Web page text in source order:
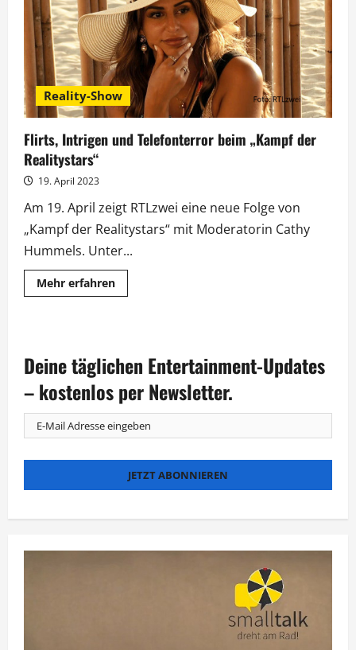
„All
Ears“
nach
Berlin
Reality-Show
Flirts, Intrigen und Telefonterror beim „Kampf der
Realitystars“
19. April 2023
Am 19. April zeigt RTLzwei eine neue Folge von
„Kampf der Realitystars“ mit Moderatorin Cathy
Hummels. Unter...
Mehr erfahrenMehr
Informationen
beim
„Kampf
Realitystars“
Deine täglichen Entertainment-Updates
– kostenlos per Newsletter.